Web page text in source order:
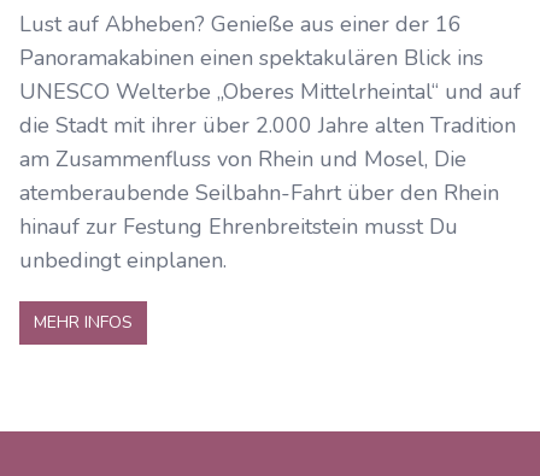
Lust auf Abheben? Genieße aus einer der 16
Panoramakabinen einen spektakulären Blick ins
UNESCO Welterbe „Oberes Mittelrheintal“ und auf
die Stadt mit ihrer über 2.000 Jahre alten Tradition
am Zusammenfluss von Rhein und Mosel, Die
atemberaubende Seilbahn-Fahrt über den Rhein
hinauf zur Festung Ehrenbreitstein musst Du
unbedingt einplanen.
MEHR INFOS